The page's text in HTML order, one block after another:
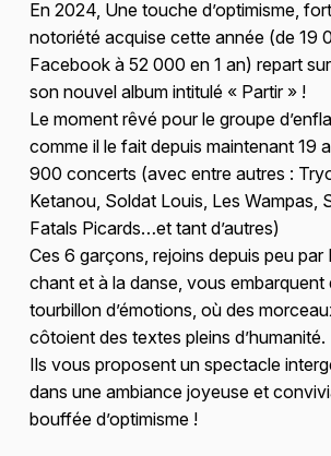
En 2024, Une touche d’optimisme,
notoriété acquise cette année (de 19
Facebook à 52 000 en 1 an) repart
son nouvel album intitulé « Partir » !
Le moment rêvé pour le groupe
comme il le fait depuis maintenant 19
900 concerts (avec entre autres :
Ketanou, Soldat Louis, Les Wampas,
Fatals Picards…et tant d’autres)
Ces 6 garçons, rejoins depuis peu par
chant et à la danse, vous embarquent
tourbillon d’émotions, où des
côtoient des textes pleins d’humanité.
Ils vous proposent un spectacle
dans une ambiance joyeuse et
bouffée d’optimisme !